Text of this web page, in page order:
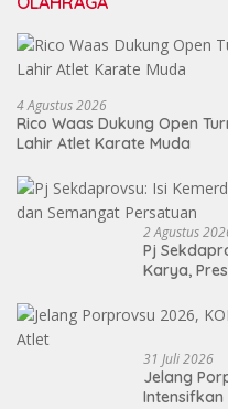
4 Agustus 2026
Rico Waas Dukung Open
Lahir Atlet Karate Muda
2 Agustus
Pj
Karya,
31 Juli 2026
Jelang
Intensifkan